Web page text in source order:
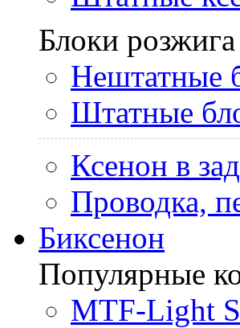
Блоки розжига
Нештатные
Штатные
Ксенон в
Проводка,
Биксенон
Популярные
MTF-Light